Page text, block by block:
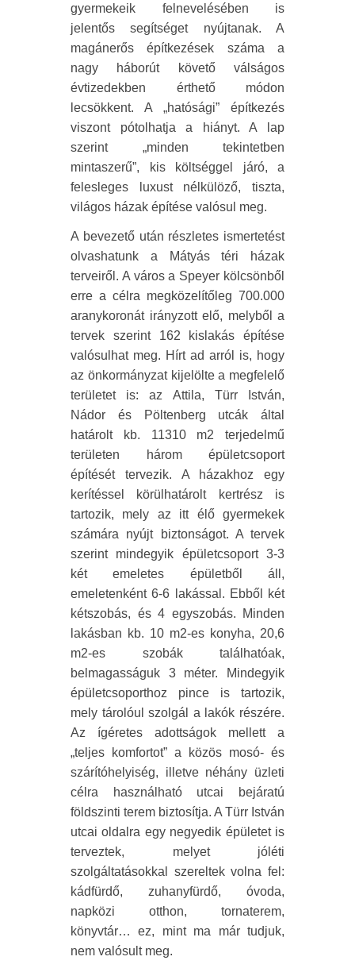
gyermekeik felnevelésében is
jelentős segítséget nyújtanak. A
magánerős építkezések száma a
nagy háborút követő válságos
évtizedekben érthető módon
lecsökkent. A „hatósági” építkezés
viszont pótolhatja a hiányt. A lap
szerint „minden tekintetben
mintaszerű”, kis költséggel járó, a
felesleges luxust nélkülöző, tiszta,
világos házak építése valósul meg.
A bevezető után részletes ismertetést
olvashatunk a Mátyás téri házak
terveiről. A város a Speyer kölcsönből
erre a célra megközelítőleg 700.000
aranykoronát irányzott elő, melyből a
tervek szerint 162 kislakás építése
valósulhat meg. Hírt ad arról is, hogy
az önkormányzat kijelölte a megfelelő
területet is: az Attila, Türr István,
Nádor és Pöltenberg utcák által
határolt kb. 11310 m2 terjedelmű
területen három épületcsoport
építését tervezik. A házakhoz egy
kerítéssel körülhatárolt kertrész is
tartozik, mely az itt élő gyermekek
számára nyújt biztonságot. A tervek
szerint mindegyik épületcsoport 3-3
két emeletes épületből áll,
emeletenként 6-6 lakással. Ebből két
kétszobás, és 4 egyszobás. Minden
lakásban kb. 10 m2-es konyha, 20,6
m2-es szobák találhatóak,
belmagasságuk 3 méter. Mindegyik
épületcsoporthoz pince is tartozik,
mely tárolóul szolgál a lakók részére.
Az ígéretes adottságok mellett a
„teljes komfortot” a közös mosó- és
szárítóhelyiség, illetve néhány üzleti
célra használható utcai bejáratú
földszinti terem biztosítja. A Türr István
utcai oldalra egy negyedik épületet is
terveztek, melyet jóléti
szolgáltatásokkal szereltek volna fel:
kádfürdő, zuhanyfürdő, óvoda,
napközi otthon, tornaterem,
könyvtár… ez, mint ma már tudjuk,
nem valósult meg.